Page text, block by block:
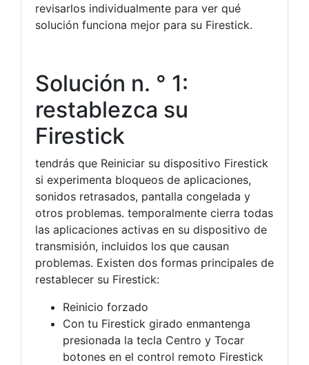
revisarlos individualmente para ver qué
solución funciona mejor para su Firestick.
Solución n. ° 1:
restablezca su
Firestick
tendrás que Reiniciar su dispositivo Firestick
si experimenta bloqueos de aplicaciones,
sonidos retrasados, pantalla congelada y
otros problemas. temporalmente cierra todas
las aplicaciones activas en su dispositivo de
transmisión, incluidos los que causan
problemas. Existen dos formas principales de
restablecer su Firestick:
Reinicio forzado
Con tu Firestick girado enmantenga
presionada la tecla Centro y Tocar
botones en el control remoto Firestick